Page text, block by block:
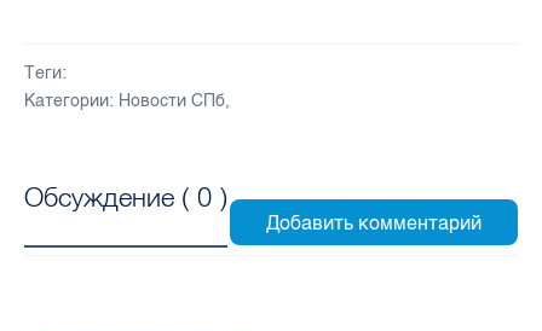
Теги:
Категории: Новости СПб,
Обсуждение ( 0 )